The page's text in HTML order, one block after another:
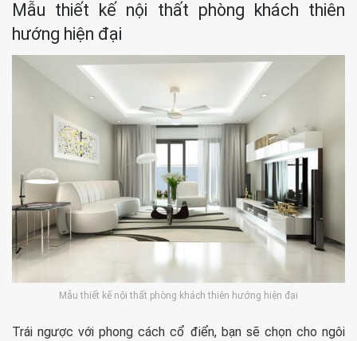
Mẫu thiết kế nội thất phòng khách thiên
hướng hiện đại
Mẫu thiết kế nội thất phòng khách thiên hướng hiện đại
Trái ngược với phong cách cổ điển, bạn sẽ chọn cho ngôi